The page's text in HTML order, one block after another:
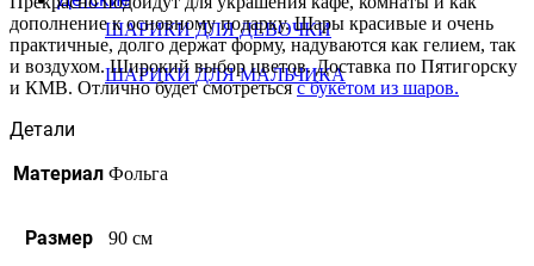
ШАРИКИ ДЛЯ ДЕВОЧКИ
ШАРИКИ ДЛЯ МАЛЬЧИКА
дополнение к основному подарку. Шары красивые и очень
практичные, долго держат форму, надуваются как гелием, так
и воздухом. Широкий выбор цветов. Доставка по Пятигорску
и КМВ. Отлично будет смотретьсяс букетом из шаров.
Детали
Материал Фольга
Размер 90 см